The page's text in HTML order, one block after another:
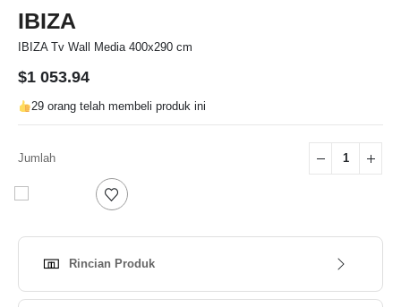
IBIZA
IBIZA Tv Wall Media 400x290 cm
$1 053.94
29 orang telah membeli produk ini
Jumlah
Rincian Produk